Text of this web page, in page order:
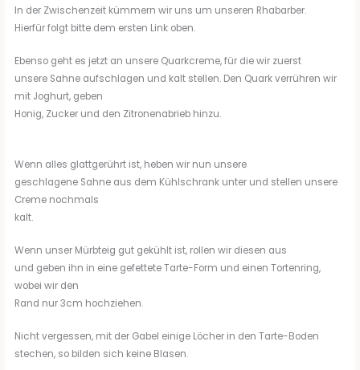
In der Zwischenzeit kümmern wir uns um unseren Rhabarber.
Hierfür folgt bitte dem ersten Link oben.
Ebenso geht es jetzt an unsere Quarkcreme, für die wir zuerst
unsere Sahne aufschlagen und kalt stellen. Den Quark verrühren wir
mit Joghurt, geben
Honig, Zucker und den Zitronenabrieb hinzu.
Wenn alles glattgerührt ist, heben wir nun unsere
geschlagene Sahne aus dem Kühlschrank unter und stellen unsere
Creme nochmals
kalt.
Wenn unser Mürbteig gut gekühlt ist, rollen wir diesen aus
und geben ihn in eine gefettete Tarte-Form und einen Tortenring,
wobei wir den
Rand nur 3cm hochziehen.
Nicht vergessen, mit der Gabel einige Löcher in den Tarte-Boden
stechen, so bilden sich keine Blasen.